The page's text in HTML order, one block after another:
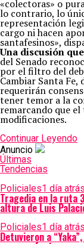
«colectoras» o
lo contrario, lo
representación
cargo ni hacen
santafesinos»,
Una discusión
del Senado
por el filtro del
Cambiar Santa
requerirán
tener temor a la
remarcando que
modificaciones.
Continuar Leyendo
Anuncio
Últimas
Tendencias
Policiales1 día atrás
Tragedia en la ruta
altura de Luis
Policiales1 día atrás
Detuvieron a